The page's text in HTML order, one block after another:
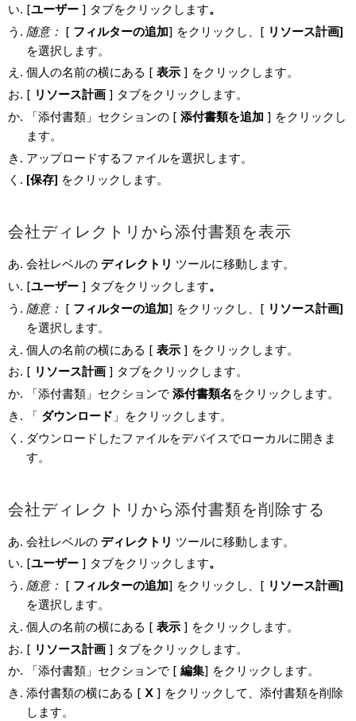
[ユーザー ] タブをクリックします。
随意： [ フィルターの追加] をクリックし、[ リソース計画]
を選択します。
個人の名前の横にある [ 表示] をクリックします。
[ リソース計画 ] タブをクリックします。
「添付書類」セクションの [ 添付書類を追加 ] をクリックし
ます。
アップロードするファイルを選択します。
[保存] をクリックします。
会社ディレクトリから添付書類を表示
会社レベルの ディレクトリ ツールに移動します。
[ユーザー ] タブをクリックします。
随意： [ フィルターの追加] をクリックし、[ リソース計画]
を選択します。
個人の名前の横にある [ 表示] をクリックします。
[ リソース計画 ] タブをクリックします。
「添付書類」セクションで 添付書類名をクリックします。
「 ダウンロード 」をクリックします。
ダウンロードしたファイルをデバイスでローカルに開きま
す。
会社ディレクトリから添付書類を削除する
会社レベルの ディレクトリ ツールに移動します。
[ユーザー ] タブをクリックします。
随意： [ フィルターの追加] をクリックし、[ リソース計画]
を選択します。
個人の名前の横にある [ 表示] をクリックします。
[ リソース計画 ] タブをクリックします。
「添付書類」セクションで [ 編集] をクリックします。
添付書類の横にある [ X] をクリックして、添付書類を削除
します。